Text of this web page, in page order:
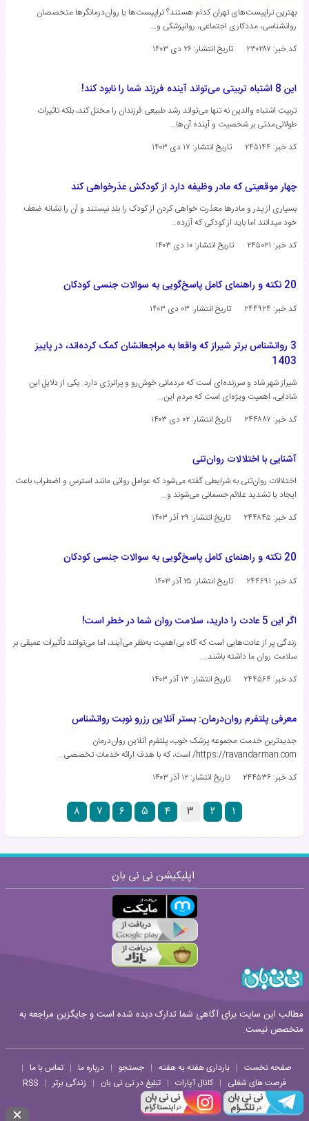
بهترین تراپیست‌های تهران کدام هستند؟ تراپیست‌ها یا روان‌درمانگرها متخصصان
روانشناسی، مددکاری اجتماعی، روانپزشکی و…
کد خبر: ۲۳۰۲۸۷
تاریخ انتشار: ۲۶ دی ۱۴۰۳
این 8 اشتباه تربیتی می‌تواند آینده فرزند شما را نابود کند!
تربیت اشتباه والدین نه تنها می‌تواند رشد طبیعی فرزندان را مختل کند، بلکه تاثیرات
طولانی‌مدتی بر شخصیت و آینده آن‌ها…
کد خبر: ۲۴۵۱۴۴
تاریخ انتشار: ۱۷ دی ۱۴۰۳
چهار موقعیتی که مادر وظیفه دارد از کودکش عذرخواهی کند
بسیاری از پدر و مادرها معذرت خواهی کردن از کودک را بلد نیستند و آن را نشانه ضعف
خود میدانند اما باید از کودکی که آزرده…
کد خبر: ۲۴۵۰۲۱
تاریخ انتشار: ۱۰ دی ۱۴۰۳
20 نکته و راهنمای کامل پاسخ‌گویی به سوالات جنسی کودکان
کد خبر: ۲۴۴۹۲۴ تاریخ انتشار: ۰۳ دی ۱۴۰۳
3 روانشناس برتر شیراز که واقعا به مراجعانشان کمک کرده‌اند، در پاییز
1403
شیراز شهر شاد و سرزنده‌ای است که مردمانی خوش‌رو و پرانرژی دارد. یکی از دلایل این
شادابی، اهمیت ویژه‌ای است که مردم این…
کد خبر: ۲۴۴۸۸۷
تاریخ انتشار: ۰۲ دی ۱۴۰۳
آشنایی با اختلالات روان‌تنی
اختلالات روان‌تنی به شرایطی گفته می‌شود که عوامل روانی مانند استرس و اضطراب باعث
ایجاد یا تشدید علائم جسمانی می‌شوند و…
کد خبر: ۲۴۴۸۴۵
تاریخ انتشار: ۲۹ آذر ۱۴۰۳
20 نکته و راهنمای کامل پاسخ‌گویی به سوالات جنسی کودکان
کد خبر: ۲۴۴۶۹۱ تاریخ انتشار: ۲۵ آذر ۱۴۰۳
اگر این 5 عادت را دارید، سلامت روان شما در خطر است!
زندگی پر از عادت‌هایی است که گاه بی‌اهمیت به‌نظر می‌آیند، اما می‌توانند تأثیرات عمیقی بر
سلامت روان ما داشته باشند.…
کد خبر: ۲۴۴۵۶۴
تاریخ انتشار: ۱۳ آذر ۱۴۰۳
معرفی پلتفرم روان‌درمان: بستر آنلاین رزرو نوبت روانشناس
جدیدترین خدمت مجموعه پزشک خوب، پلتفرم آنلاین روان‌درمان
https://ravandarman.com/ است، که با هدف ارائه خدمات تخصصی…
کد خبر: ۲۴۴۵۳۶
تاریخ انتشار: ۱۲ آذر ۱۴۰۳
۱ ۲ ۳ ۴ ۵ ۶ ۷ ۸
اپلیکیشن نی نی بان
مطالب این سایت برای آگاهی شما تدارک دیده شده است و جایگزین مراجعه به
متخصص نیست.
صفحه نخست | بارداری هفته به هفته | جستجو | درباره ما | تماس با ما |
فرصت های شغلی | کانال آپارات | تبلیغ در نی نی بان | زندگی برتر |
RSS